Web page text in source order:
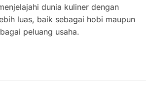
dunia kuliner dengan
luas, baik sebagai hobi maupun
peluang usaha.